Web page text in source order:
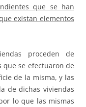
que se han
existan elementos
proceden de
que se efectuaron de
de la misma, y las
de dichas viviendas
lo que las mismas